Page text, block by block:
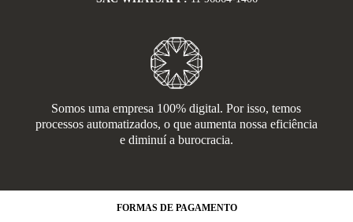
Somos uma empresa 100% digital. Por isso, temos
processos automatizados, o que aumenta nossa eficiência
e diminuí a burocracia.
FORMAS DE PAGAMENTO